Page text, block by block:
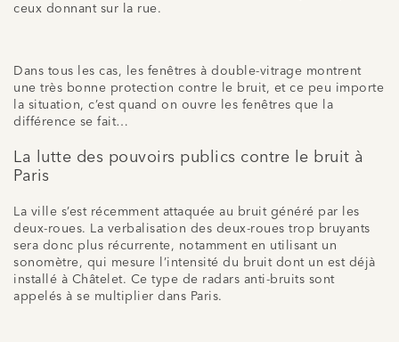
ceux donnant sur la rue.
Dans tous les cas, les fenêtres à double-vitrage montrent
une très bonne protection contre le bruit, et ce peu importe
la situation, c’est quand on ouvre les fenêtres que la
différence se fait…
La lutte des pouvoirs publics contre le bruit à
Paris
La ville s’est récemment attaquée au bruit généré par les
deux-roues. La verbalisation des deux-roues trop bruyants
sera donc plus récurrente, notamment en utilisant un
sonomètre, qui mesure l’intensité du bruit dont un est déjà
installé à Châtelet. Ce type de radars anti-bruits sont
appelés à se multiplier dans Paris.